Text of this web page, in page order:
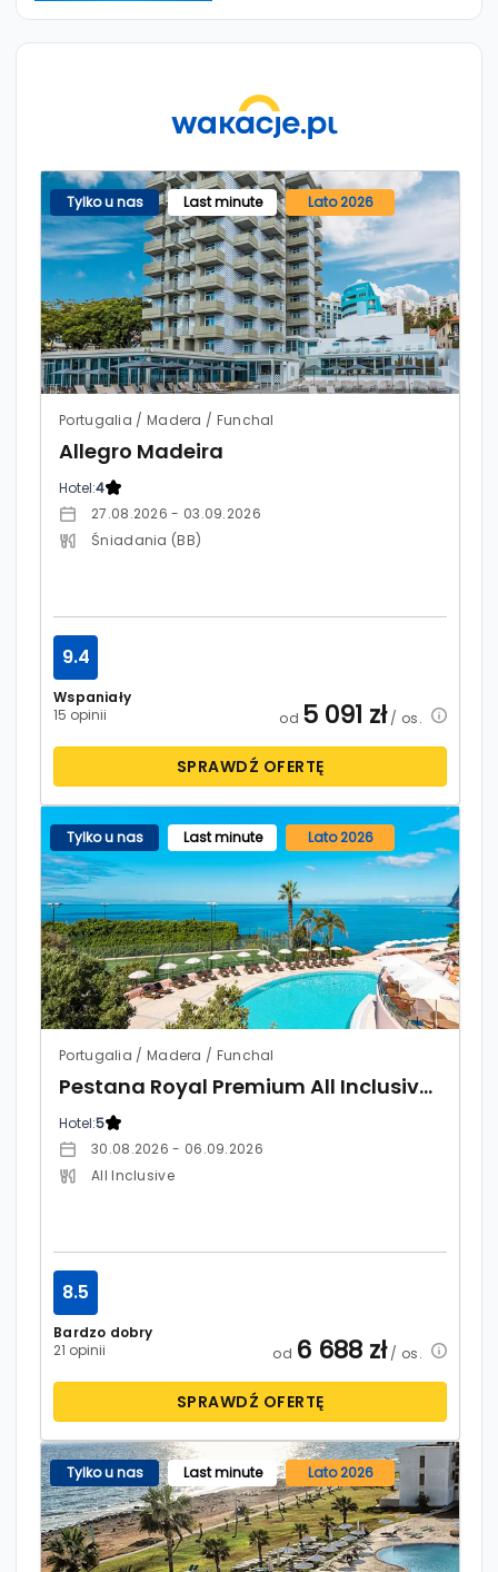
Tylko u nas Last minute Lato 2026
Portugalia / Madera / Funchal
Allegro Madeira
Hotel:4
27.08.2026 - 03.09.2026
Śniadania (BB)
Wspaniały
15 opinii
9.4
od 5 091 zł/ os.
SPRAWDŹ OFERTĘ
Tylko u nas Last minute Lato 2026
Portugalia / Madera / Funchal
Pestana Royal Premium All Inclusive Ocean & Spa
Hotel:5
30.08.2026 - 06.09.2026
All Inclusive
Bardzo dobry
21 opinii
8.5
od 6 688 zł/ os.
SPRAWDŹ OFERTĘ
Tylko u nas Last minute Lato 2026